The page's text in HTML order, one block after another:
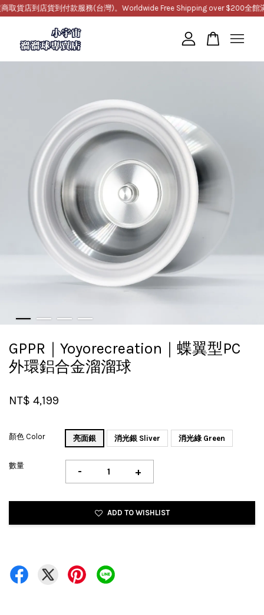
貨店到店貨到付款服務(台灣)。Worldwide Free Shipping over $200全館滿
GPPR｜Yoyorecreation｜蝶翼型PC
外環鋁合金溜溜球
NT$ 4,199
顏色 Color 亮面銀 消光銀 Sliver 消光綠 Green
數量 - +
ADD TO WISHLIST
您的購物車目前還是空的。
繼續購物